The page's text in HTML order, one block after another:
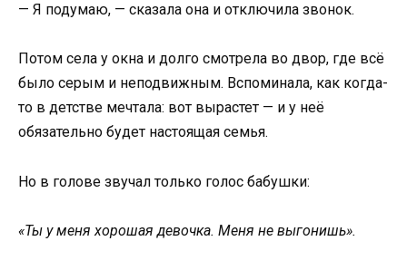
— Я подумаю, — сказала она и отключила звонок.
Потом села у окна и долго смотрела во двор, где всё
было серым и неподвижным. Вспоминала, как когда-
то в детстве мечтала: вот вырастет — и у неё
обязательно будет настоящая семья.
Но в голове звучал только голос бабушки:
«Ты у меня хорошая девочка. Меня не выгонишь».